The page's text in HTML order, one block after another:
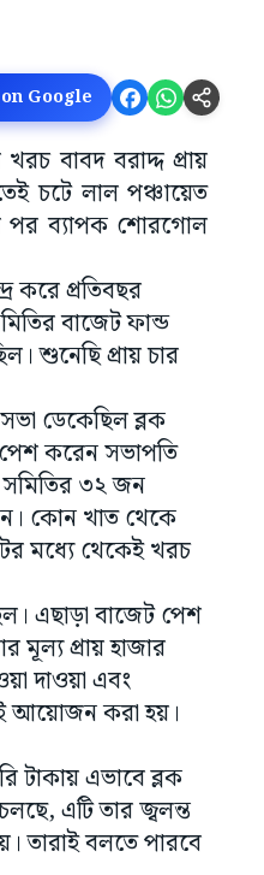
Google
বাবদ বরাদ্দ প্রায়
চটে লাল পঞ্চায়েত
পর ব্যাপক শোরগোল
করে প্রতিবছর
বাজেট ফান্ড
শুনেছি প্রায় চার
ডেকেছিল ব্লক
করেন সভাপতি
সমিতির ৩২ জন
কোন খাত থেকে
মধ্যে থেকেই খরচ
এছাড়া বাজেট পেশ
মূল্য প্রায় হাজার
দাওয়া এবং
আয়োজন করা হয়।
টাকায় এভাবে ব্লক
এটি তার জ্বলন্ত
তারাই বলতে পারবে